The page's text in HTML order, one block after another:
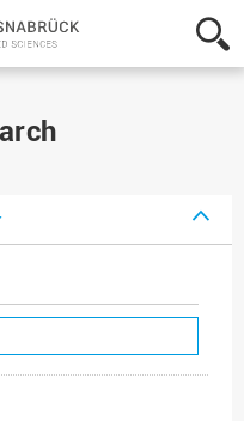
Hochschule
Osnabrück
-